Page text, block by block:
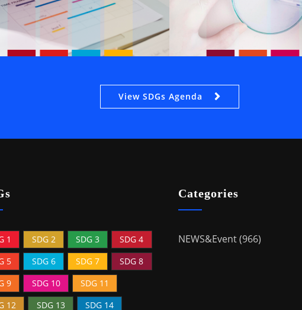
View SDGs Agenda
1 SDG 2 SDG 3
SDG 4
5
SDG 6 SDG 7
SDG 8
9
SDG 10
SDG 11
12
SDG 13 SDG 14
Categories
NEWS&Event (966)